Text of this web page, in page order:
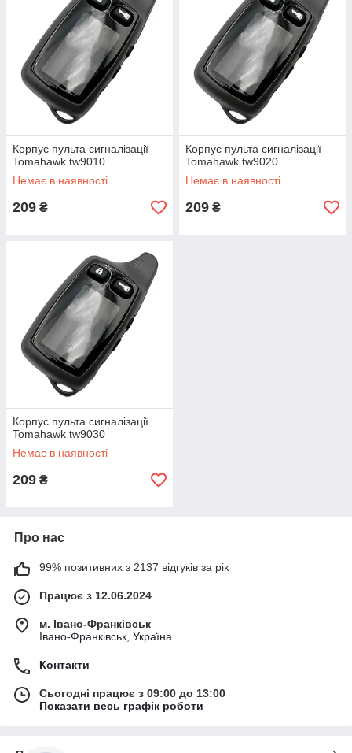
Корпус пульта сигналізації
Tomahawk tw9010
Немає в наявності
209 ₴
Корпус пульта сигналізації
Tomahawk tw9020
Немає в наявності
209 ₴
Корпус пульта сигналізації
Tomahawk tw9030
Немає в наявності
209 ₴
Про нас
99% позитивних з 2137 відгуків за рік
Працює з 12.06.2024
м. Івано-Франківськ
Івано-Франківськ, Україна
Контакти
Сьогодні працює з 09:00 до 13:00
Показати весь графік роботи